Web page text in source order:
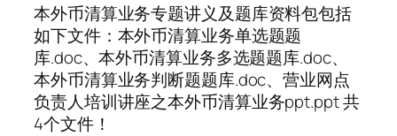
本外币清算业务专题讲义及题库资料包包括
如下文件：本外币清算业务单选题题
库.doc、本外币清算业务多选题题库.doc、
本外币清算业务判断题题库.doc、营业网点
负责人培训讲座之本外币清算业务ppt.ppt 共
4个文件！